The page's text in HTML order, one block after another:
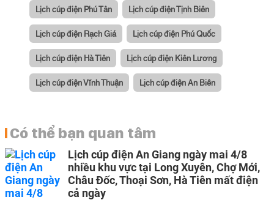
Lịch cúp điện Phú Tân Lịch cúp điện Tịnh Biên
Lịch cúp điện Rạch Giá Lịch cúp điện Phú Quốc
Lịch cúp điện Hà Tiên Lịch cúp điện Kiên Lương
Lịch cúp điện Vĩnh Thuận Lịch cúp điện An Biên
Có thể bạn quan tâm
Lịch cúp điện An Giang ngày mai 4/8
nhiều khu vực tại Long Xuyên, Chợ Mới,
Châu Đốc, Thoại Sơn, Hà Tiên mất điện
cả ngày